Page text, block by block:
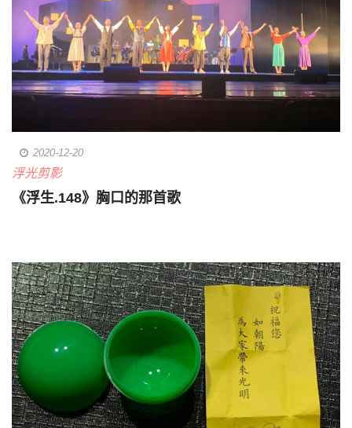
2020-12-20
浮光剪影
《浮生.148》胸口的那首歌